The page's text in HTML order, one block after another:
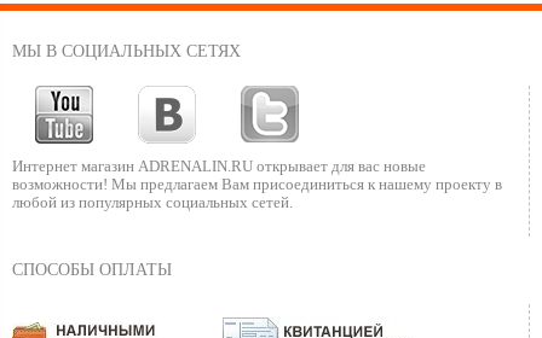
МЫ В СОЦИАЛЬНЫХ СЕТЯХ
Интернет магазин ADRENALIN.RU открывает для вас новые
возможности! Мы предлагаем Вам присоединиться к нашему проекту в
любой из популярных социальных сетей.
СПОСОБЫ ОПЛАТЫ